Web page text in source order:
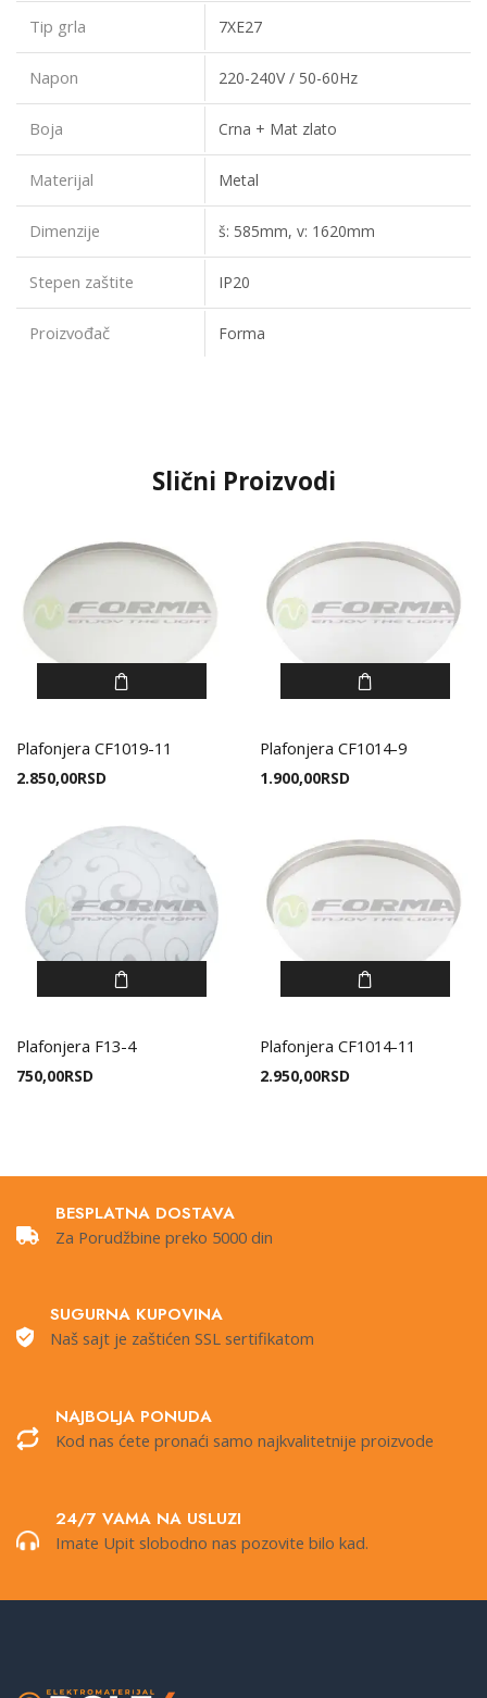
Tip grla 7XE27
Napon 220-240V / 50-60Hz
Boja Crna + Mat zlato
Materijal Metal
Dimenzije š: 585mm, v: 1620mm
Stepen zaštite IP20
Proizvođač Forma
Slični Proizvodi
Plafonjera CF1019-11
2.850,00RSD
Plafonjera CF1014-9
1.900,00RSD
Plafonjera F13-4
750,00RSD
Plafonjera CF1014-11
2.950,00RSD
BESPLATNA DOSTAVA
Za Porudžbine preko 5000 din
SUGURNA KUPOVINA
Naš sajt je zaštićen SSL sertifikatom
NAJBOLJA PONUDA
Kod nas ćete pronaći samo najkvalitetnije proizvode
24/7 VAMA NA USLUZI
Imate Upit slobodno nas pozovite bilo kad.